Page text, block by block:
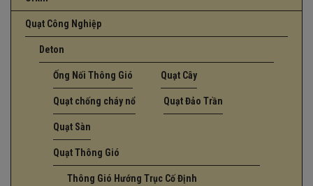
Quạt Công Nghiệp
Deton
Ống Nối Thông Gió Quạt Cây
Quạt chống cháy nổ Quạt Đảo Trần
Quạt Sàn
Quạt Thông Gió
Thông Gió Hướng Trục Cố Định